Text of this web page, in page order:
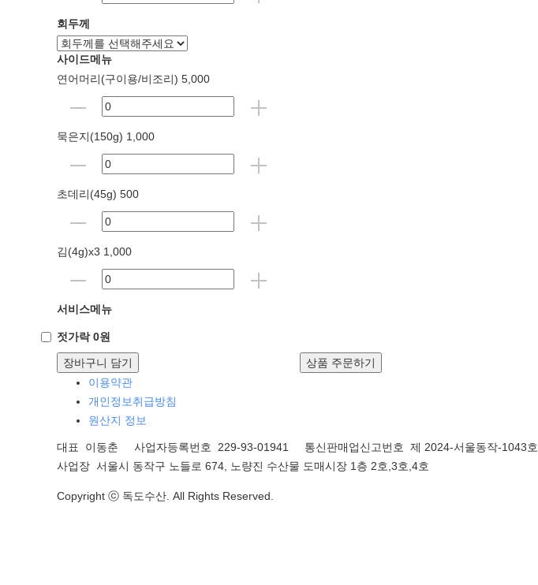
회두께
사이드메뉴
연어머리(구이용/비조리) 5,000
묵은지(150g) 1,000
초데리(45g) 500
김(4g)x3 1,000
서비스메뉴
젓가락 0원
장바구니 담기
상품 주문하기
이용약관
개인정보취급방침
원산지 정보
대표 이동춘 사업자등록번호 229-93-01941
통신판매업신고번호 제 2024-서울동작-1043호
사업장 서울시 동작구 노들로 674, 노량진 수산물 도매시장 1층 2호,3호,4호
Copyright ⓒ 독도수산. All Rights Reserved.